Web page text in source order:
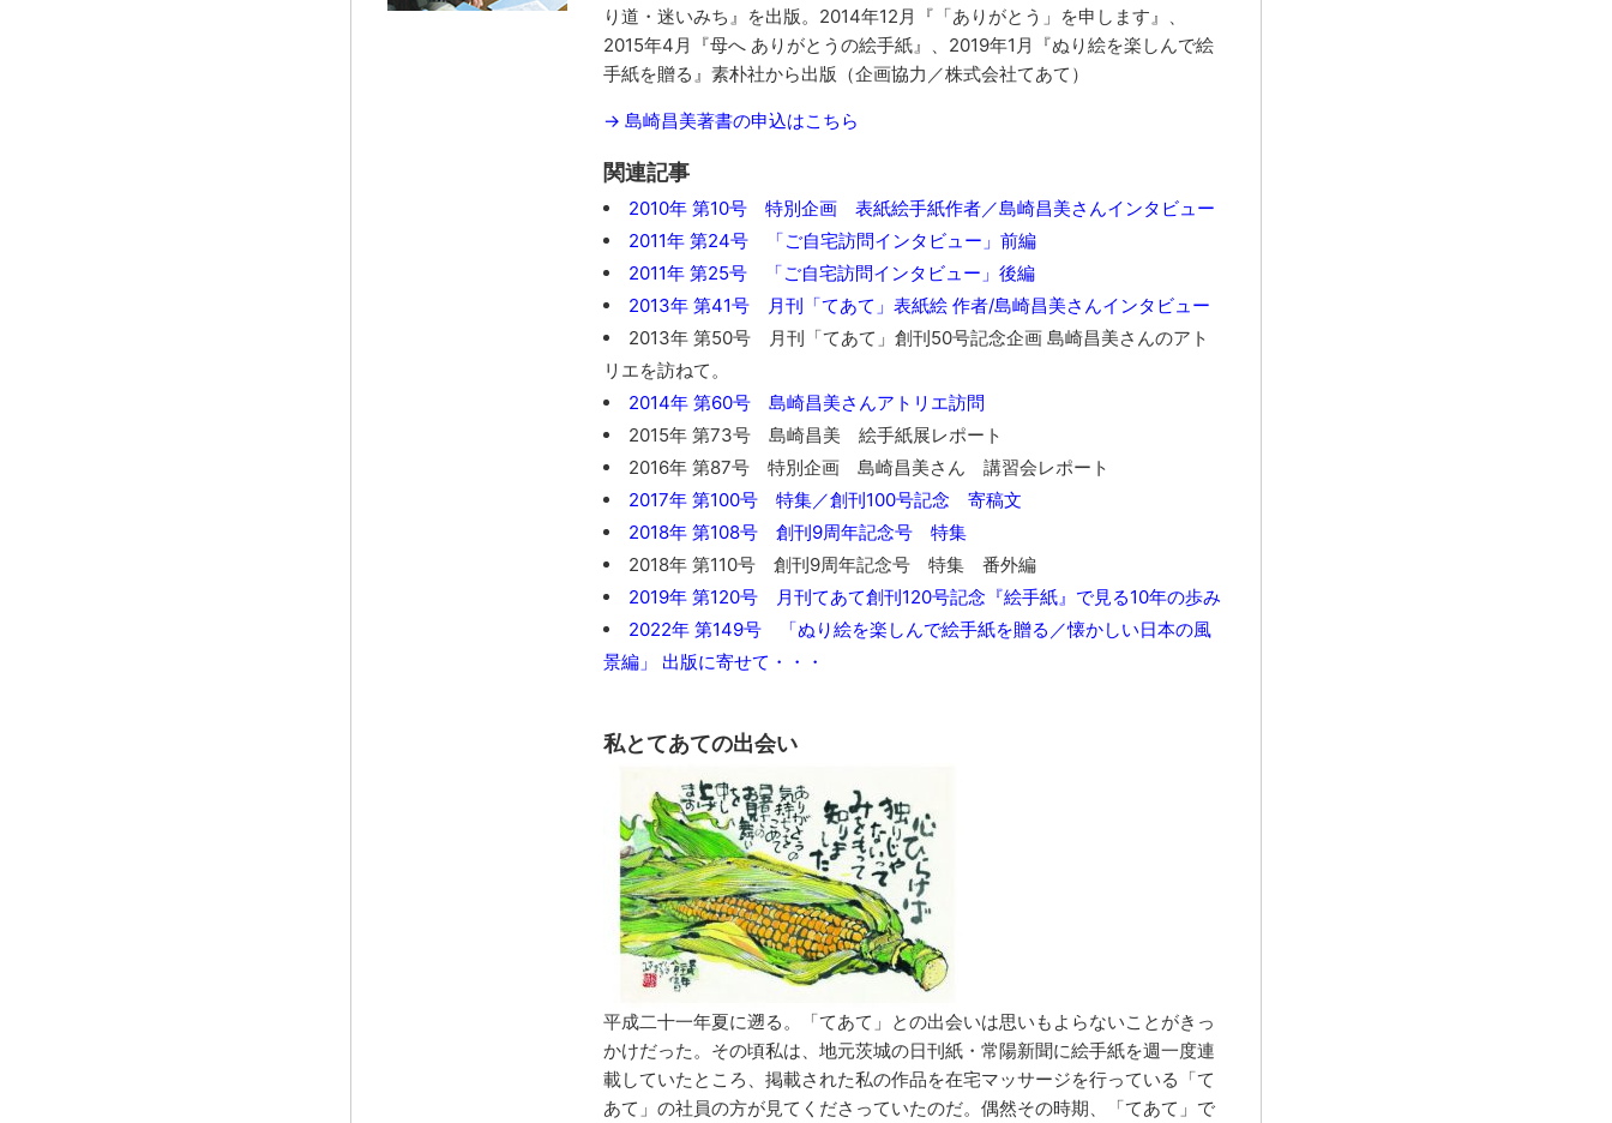
り道・迷いみち 』を出版。2014年12月『「ありがとう」を申します』、
2015年4月『母へ ありがとうの絵手紙』、2019年1月『ぬり絵を楽しんで絵
手紙を贈る』素朴社から出版（企画協力／株式会社てあて）
→ 島崎昌美著書の申込はこちら
関連記事
2010年 第10号 特別企画 表紙絵手紙作者／島崎昌美さんインタビュー
2011年 第24号 「ご自宅訪問インタビュー」前編
2011年 第25号 「ご自宅訪問インタビュー」後編
2013年 第41号 月刊「てあて」表紙絵 作者/島崎昌美さんインタビュー
2013年 第50号 月刊「てあて」創刊50号記念企画 島崎昌美さんのアト
リエを訪ねて。
2014年 第60号 島崎昌美さんアトリエ訪問
2015年 第73号 島崎昌美 絵手紙展レポート
2016年 第87号 特別企画 島崎昌美さん 講習会レポート
2017年 第100号 特集／創刊100号記念 寄稿文
2018年 第108号 創刊9周年記念号 特集
2018年 第110号 創刊9周年記念号 特集 番外編
2019年 第120号 月刊てあて創刊120号記念『絵手紙』で見る10年の歩み
2022年 第149号 「ぬり絵を楽しんで絵手紙を贈る／懐かしい日本の風
景編」 出版に寄せて・・・
私とてあての出会い
平成二十一年夏に遡る。「てあて」との出会いは思いもよらないことがきっ
かけだった。その頃私は、地元茨城の日刊紙・常陽新聞に絵手紙を週一度連
載していたところ、掲載された私の作品を在宅マッサージを行っている「て
あて」の社員の方が見てくださっていたのだ。偶然その時期、「てあて」で